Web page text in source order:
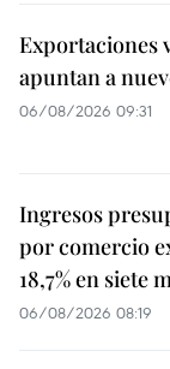
Exportaciones
apuntan a
06/08/2026 09:31
Ingresos
por comercio
18,7% en siete
06/08/2026 08:19